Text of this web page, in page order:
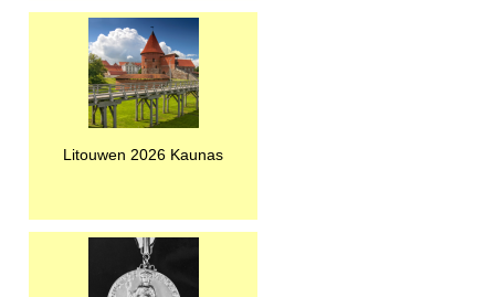
Litouwen 2026 Kaunas